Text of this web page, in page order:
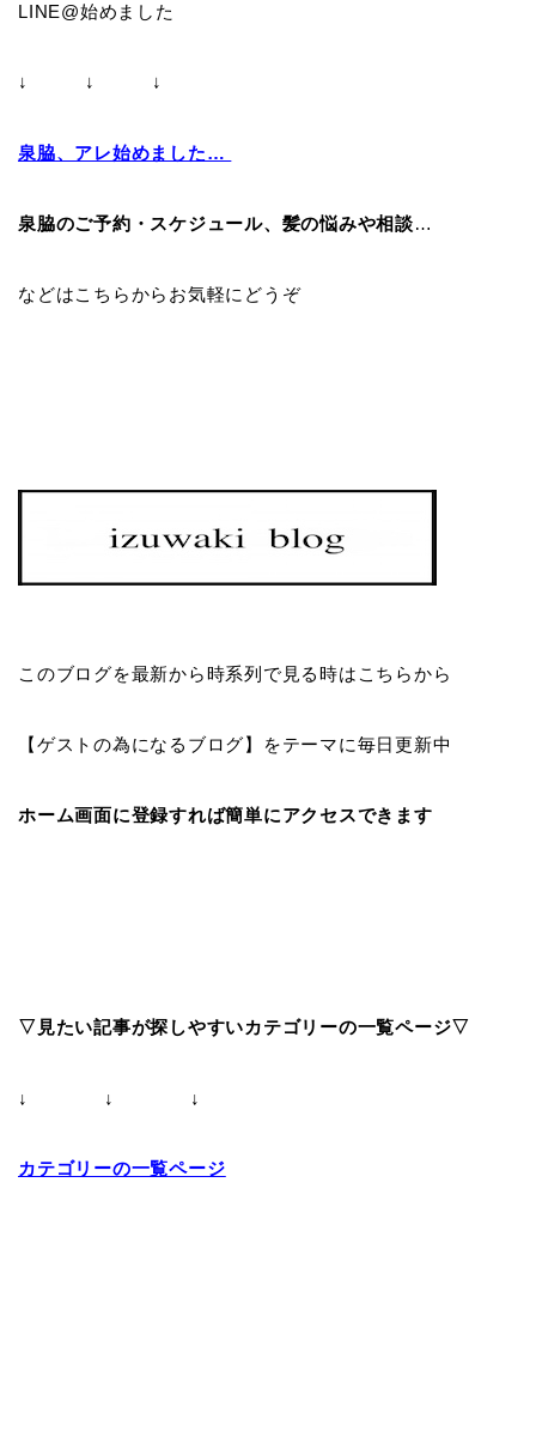
LINE@始めました
↓ ↓ ↓
泉脇、アレ始めました…
泉脇のご予約・スケジュール、髪の悩みや相談…
などはこちらからお気軽にどうぞ
このブログを最新から時系列で見る時はこちらから
【ゲストの為になるブログ】をテーマに毎日更新中
ホーム画面に登録すれば簡単にアクセスできます
▽見たい記事が探しやすいカテゴリーの一覧ページ▽
↓ ↓ ↓
カテゴリーの一覧ページ